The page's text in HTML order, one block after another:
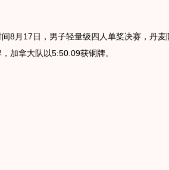
8月17日，男子轻量级四人单桨决赛，丹麦
加拿大队以5:50.09获铜牌。